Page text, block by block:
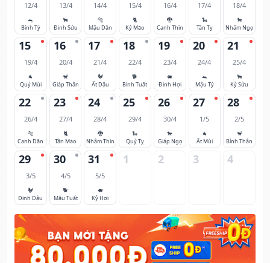
12/4
🐀
Bính Tý
13/4
🐂
Đinh Sửu
14/4
🐅
Mậu Dần
15/4
🐈
Kỷ Mão
16/4
🐉
Canh Thìn
17/4
🐍
Tân Tỵ
18/4
🐎
Nhâm Ngọ
15
19/4
🐐
Quý Mùi
16
20/4
🐒
Giáp Thân
17
21/4
🐓
Ất Dậu
18
22/4
🐕
Bính Tuất
19
23/4
🐖
Đinh Hợi
20
24/4
🐀
Mậu Tý
21
25/4
🐂
Kỷ Sửu
22
26/4
🐅
Canh Dần
23
27/4
🐈
Tân Mão
24
28/4
🐉
Nhâm Thìn
25
29/4
🐍
Quý Tỵ
26
30/4
🐎
Giáp Ngọ
27
1/5
🐐
Ất Mùi
28
2/5
🐒
Bính Thân
29
3/5
🐓
Đinh Dậu
30
4/5
🐕
Mậu Tuất
31
5/5
🐖
Kỷ Hợi
1 2 3 4